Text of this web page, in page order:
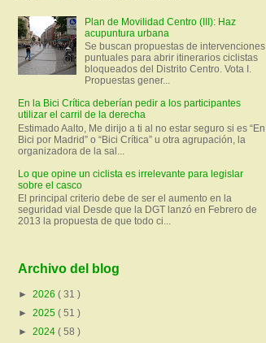
Plan de Movilidad Centro (III): Haz
acupuntura urbana
Se buscan propuestas de intervenciones
puntuales para abrir itinerarios ciclistas
bloqueados del Distrito Centro. Vota I.
Propuestas gener...
En la Bici Crítica deberían pedir a los participantes
utilizar el carril de la derecha
Estimado Aalto, Me dirijo a ti al no estar seguro si es “En
Bici por Madrid” o “Bici Crítica” u otra agrupación, la
organizadora de la sal...
Lo que opine un ciclista es irrelevante para legislar
sobre el casco
El principal criterio debe de ser el aumento en la
seguridad vial Desde que la DGT lanzó en Febrero de
2013 la propuesta de que todo ci...
Archivo del blog
► 2026 ( 31 )
► 2025 ( 51 )
► 2024 ( 58 )